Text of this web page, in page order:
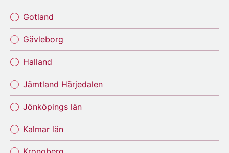
Gotland
Gävleborg
Halland
Jämtland Härjedalen
Jönköpings län
Kalmar län